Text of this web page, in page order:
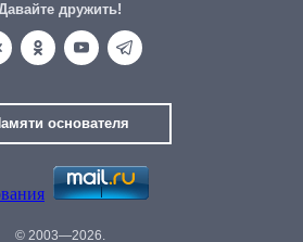
дружить!
основателя
© 2003—2026.